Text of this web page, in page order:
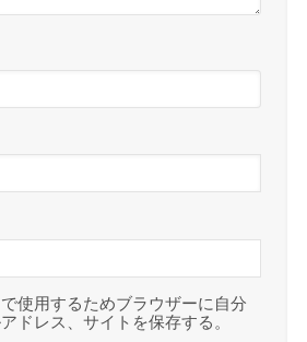
使用するためブラウザーに自分
ドレス、サイトを保存する。